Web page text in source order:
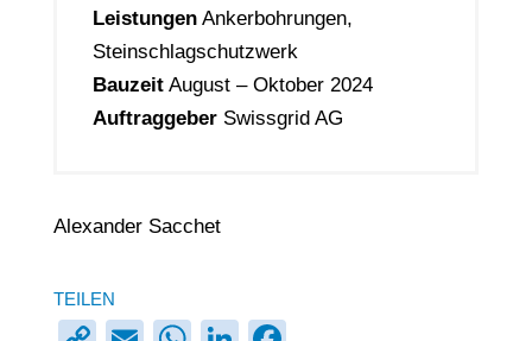
LeistungenAnkerbohrungen,
Steinschlagschutzwerk
BauzeitAugust – Oktober 2024
AuftraggeberSwissgrid AG
Alexander Sacchet
TEILEN